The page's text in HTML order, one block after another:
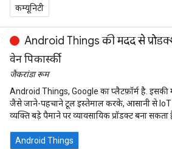
कम्यूनिटी
Android Things की मदद से
वेन पिकार्स्की
जैकरांडा रूम
Android Things, Google का प्लैटफ़ॉर्म है.
जैसे जाने-पहचाने टूल इस्तेमाल करके, आसानी से IoT
व्यक्ति बड़े पैमाने पर व्यावसायिक प्रॉडक्ट बना
Android Things